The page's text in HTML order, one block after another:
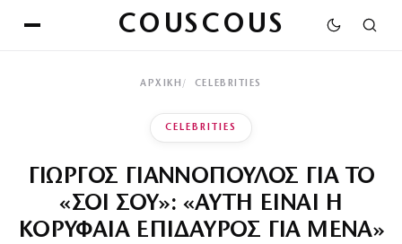
COUSCOUS
ΑΡΧΙΚΉ CELEBRITIES
CELEBRITIES
ΓΙΩΡΓΟΣ ΓΙΑΝΝΟΠΟΥΛΟΣ ΓΙΑ ΤΟ
«ΣΟΙ ΣΟΥ»: «ΑΥΤΗ ΕΙΝΑΙ Η
ΚΟΡΥΦΑΙΑ ΕΠΙΔΑΥΡΟΣ ΓΙΑ ΜΕΝΑ»